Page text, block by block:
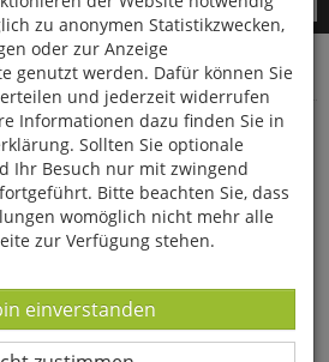
Literatur Belletristik
ist wie Glas
zu anonymen Statistikzwecken,
oder zur Anzeige
genutzt werden. Dafür können Sie
und jederzeit widerrufen
Informationen dazu finden Sie in
Sollten Sie optionale
Ihr Besuch nur mit zwingend
Bitte beachten Sie, dass
womöglich nicht mehr alle
zur Verfügung stehen.
-
einverstanden